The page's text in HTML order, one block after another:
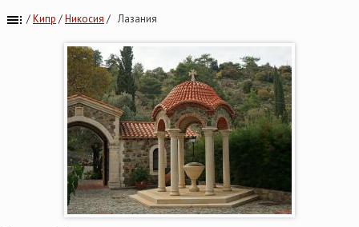
/Кипр /Никосия / Лазания